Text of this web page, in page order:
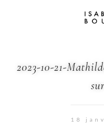
2023-10-21-
18